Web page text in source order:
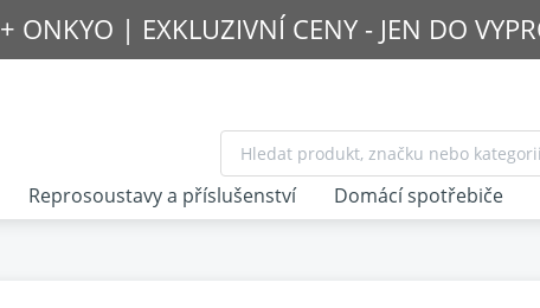
+ ONKYO | EXKLUZIVNÍ CENY - JEN DO
Reprosoustavy a příslušenství Domácí spotřebiče